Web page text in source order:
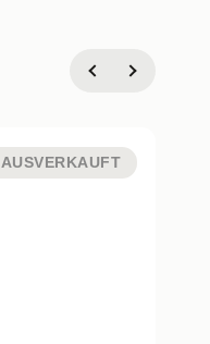
AUSVERKAUFT